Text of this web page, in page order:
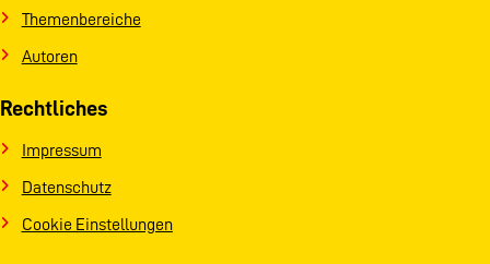
Themenbereiche
Autoren
Rechtliches
Impressum
Datenschutz
Cookie Einstellungen